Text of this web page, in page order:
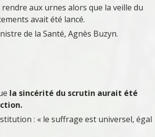
aux urnes alors que la veille du
avait été lancé.
de la Santé, Agnès Buzyn.
la sincérité du scrutin aurait été
: « le suffrage est universel, égal